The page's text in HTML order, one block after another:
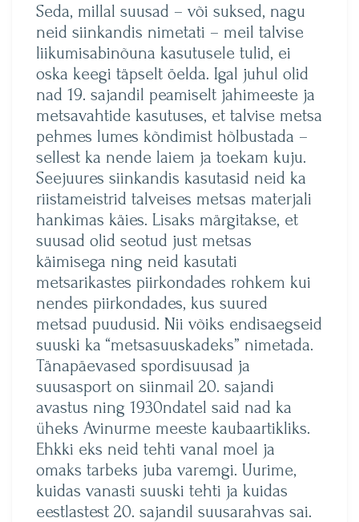
Seda, millal suusad – või suksed, nagu
neid siinkandis nimetati – meil talvise
liikumisabinõuna kasutusele tulid, ei
oska keegi täpselt öelda. Igal juhul olid
nad 19. sajandil peamiselt jahimeeste ja
metsavahtide kasutuses, et talvise metsa
pehmes lumes kõndimist hõlbustada –
sellest ka nende laiem ja toekam kuju.
Seejuures siinkandis kasutasid neid ka
riistameistrid talveises metsas materjali
hankimas käies. Lisaks märgitakse, et
suusad olid seotud just metsas
käimisega ning neid kasutati
metsarikastes piirkondades rohkem kui
nendes piirkondades, kus suured
metsad puudusid. Nii võiks endisaegseid
suuski ka “metsasuuskadeks” nimetada.
Tänapäevased spordisuusad ja
suusasport on siinmail 20. sajandi
avastus ning 1930ndatel said nad ka
üheks Avinurme meeste kaubaartikliks.
Ehkki eks neid tehti vanal moel ja
omaks tarbeks juba varemgi. Uurime,
kuidas vanasti suuski tehti ja kuidas
eestlastest 20. sajandil suusarahvas sai.